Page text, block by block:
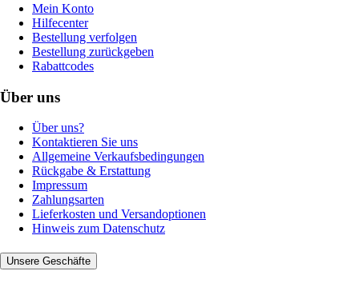
Mein Konto
Hilfecenter
Bestellung verfolgen
Bestellung zurückgeben
Rabattcodes
Über uns
Über uns?
Kontaktieren Sie uns
Allgemeine Verkaufsbedingungen
Rückgabe & Erstattung
Impressum
Zahlungsarten
Lieferkosten und Versandoptionen
Hinweis zum Datenschutz
Unsere Geschäfte